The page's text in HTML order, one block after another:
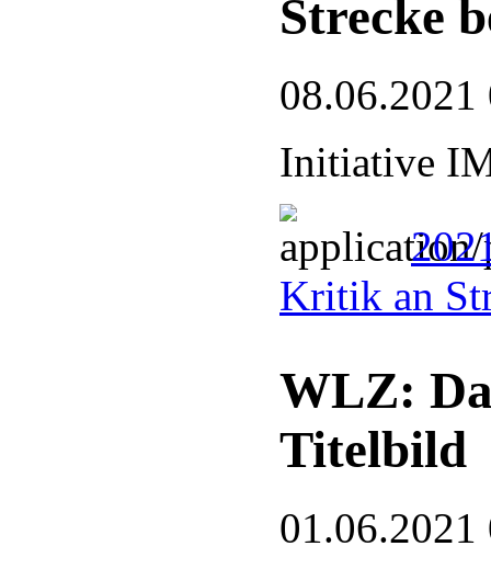
Strecke
08.06.2021
Initiative
Kritik an
WLZ:
Titelbild
01.06.2021